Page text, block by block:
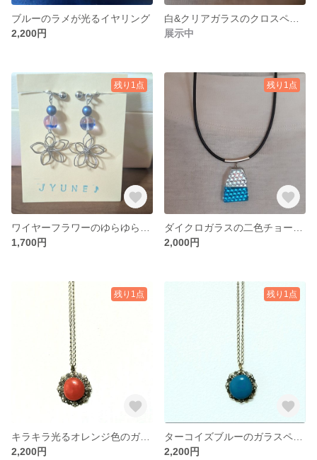
ブルーのラメが光るイヤリング
2,200円
展示中
残り1点
1,700円
残り1点
2,000円
残り1点
キラキラ光るオレンジ色のガラスペンダント
2,200円
残り1点
2,200円